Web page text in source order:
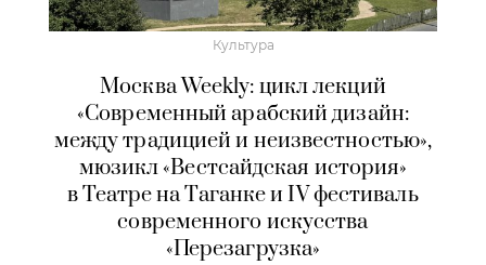
Культура
Москва Weekly: цикл лекций
«Современный арабский дизайн:
между традицией и неизвестностью»,
мюзикл «Вестсайдская история»
в Театре на Таганке и IV фестиваль
современного искусства
«Перезагрузка»